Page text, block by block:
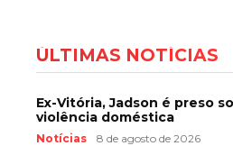
ÚLTIMAS NOTÍCIAS
Ex-Vitória, Jadson é preso
violência doméstica
Notícias 8 de agosto de 2026